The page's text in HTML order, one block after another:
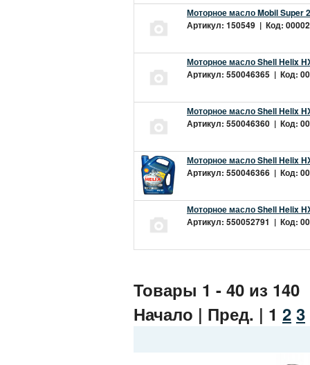
Моторное масло Mobil Super
Артикул: 150549 | Код:
Моторное масло Shell Helix
Артикул: 550046365 | Код:
Моторное масло Shell Helix
Артикул: 550046360 | Код:
Моторное масло Shell Helix
Артикул: 550046366 | Код:
Моторное масло Shell Helix
Артикул: 550052791 | Код:
Товары 1 - 40 из 140
Начало | Пред. | 1 2 3